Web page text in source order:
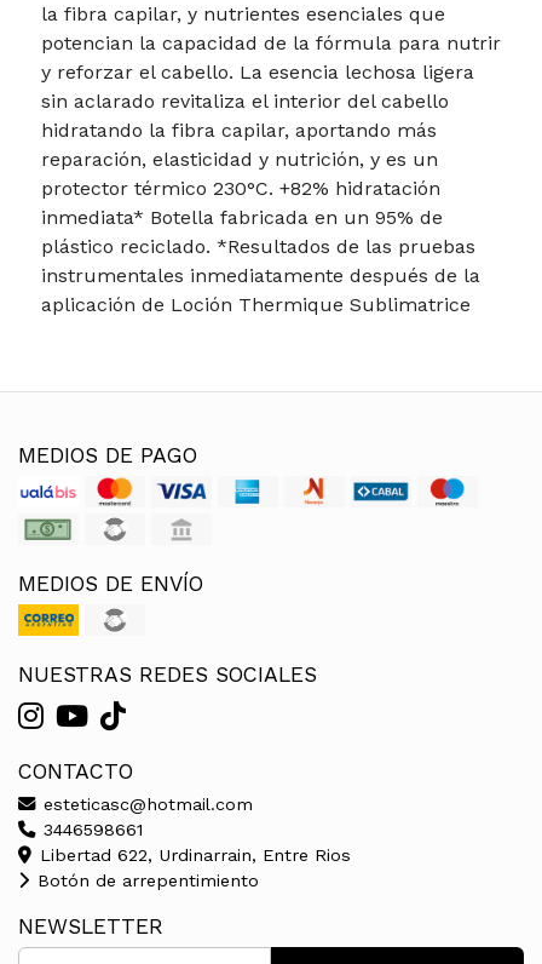
la fibra capilar, y nutrientes esenciales que
potencian la capacidad de la fórmula para nutrir
y reforzar el cabello. La esencia lechosa ligera
sin aclarado revitaliza el interior del cabello
hidratando la fibra capilar, aportando más
reparación, elasticidad y nutrición, y es un
protector térmico 230°C. +82% hidratación
inmediata* Botella fabricada en un 95% de
plástico reciclado. *Resultados de las pruebas
instrumentales inmediatamente después de la
aplicación de Loción Thermique Sublimatrice
MEDIOS DE PAGO
MEDIOS DE ENVÍO
NUESTRAS REDES SOCIALES
CONTACTO
esteticasc@hotmail.com
3446598661
Libertad 622, Urdinarrain, Entre Rios
Botón de arrepentimiento
NEWSLETTER